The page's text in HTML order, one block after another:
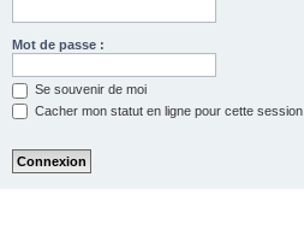
Mot de passe :
Se souvenir de moi
Cacher mon statut en ligne pour cette session